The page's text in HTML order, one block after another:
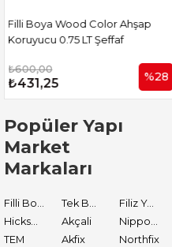
Filli Boya Wood Color Ahşap
Koruyucu 0.75 LT Çam
₺600,00
₺431,25 %28
Popüler Yapı
Market
Markaları
Filli Boya Tek Boya
Filiz Yapı Market
Hickson Decor
Akçali
Nippon Paint
TEM
Akfix
Northfix